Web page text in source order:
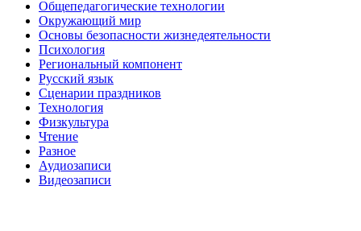
Общепедагогические технологии
Окружающий мир
Основы безопасности жизнедеятельности
Психология
Региональный компонент
Русский язык
Сценарии праздников
Технология
Физкультура
Чтение
Разное
Аудиозаписи
Видеозаписи